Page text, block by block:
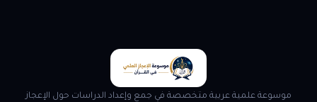
موسوعة علمية عربية متخصصة في جمع وإعداد الدراسات حول الإعجاز